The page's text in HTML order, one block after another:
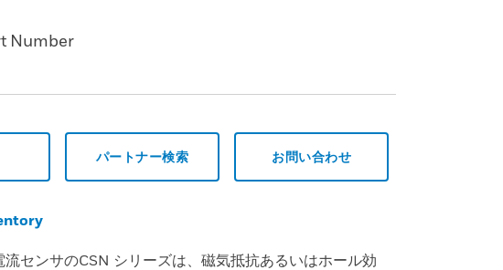
Number
パートナー検索 お問い合わせ
流センサのCSN シリーズは、磁気抵抗あるいはホール効